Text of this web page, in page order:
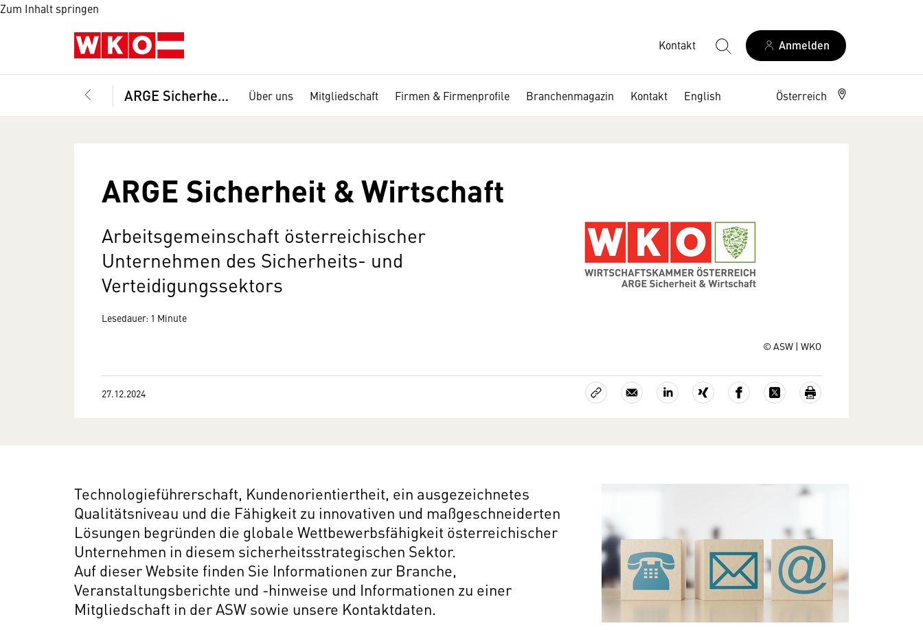
Zum Inhalt springen
Kontakt Anmelden
ARGE Sicherheit und Wirtschaft Über uns Mitgliedschaft Firmen & Firmenprofile Branchenmagazin Kontakt English Österreich
© ASW | WKO
ARGE Sicherheit & Wirtschaft
Arbeitsgemeinschaft österreichischer
Unternehmen des Sicherheits- und
Verteidigungssektors
Lesedauer: 1 Minute
27.12.2024
Technologieführerschaft, Kundenorientiertheit, ein ausgezeichnetes
Qualitätsniveau und die Fähigkeit zu innovativen und maßgeschneiderten
Lösungen begründen die globale Wettbewerbsfähigkeit österreichischer
Unternehmen in diesem sicherheitsstrategischen Sektor.
Auf dieser Website finden Sie Informationen zur Branche,
Veranstaltungsberichte und -hinweise und Informationen zu einer
Mitgliedschaft in der ASW sowie unsere Kontaktdaten.